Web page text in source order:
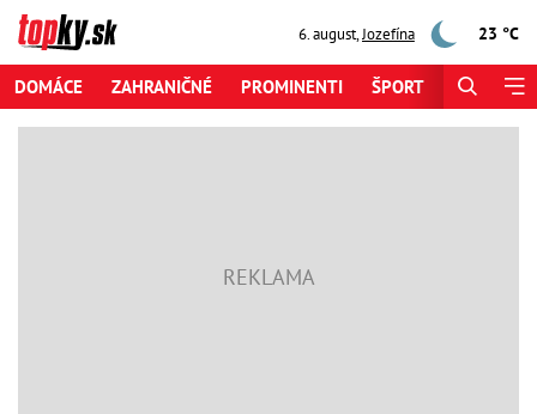
6. august,Jozefína 23 °C
DOMÁCE ZAHRANIČNÉ PROMINENTI ŠPORT